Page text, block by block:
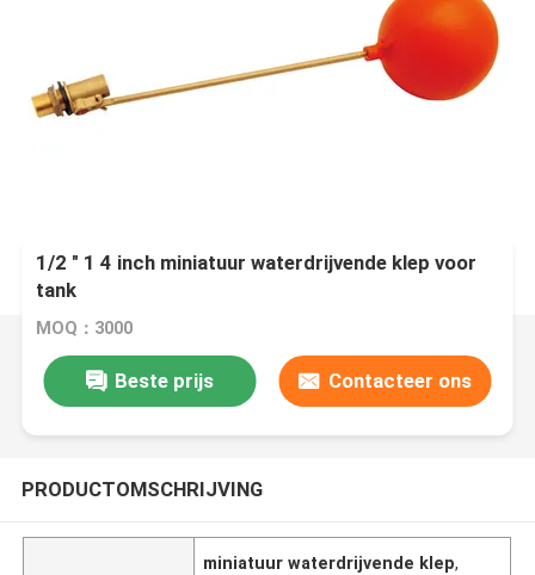
1/2 " 1 4 inch miniatuur waterdrijvende klep voor
tank
MOQ：3000
Beste prijs Contacteer ons
PRODUCTOMSCHRIJVING
miniatuur waterdrijvende klep,